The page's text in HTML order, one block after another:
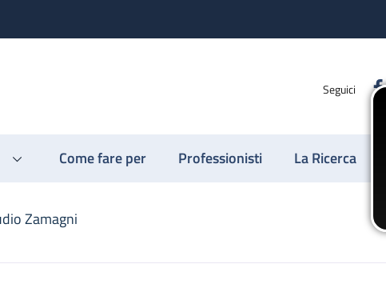
Seguici
Come fare per Professionisti La Ricerca
Zamagni